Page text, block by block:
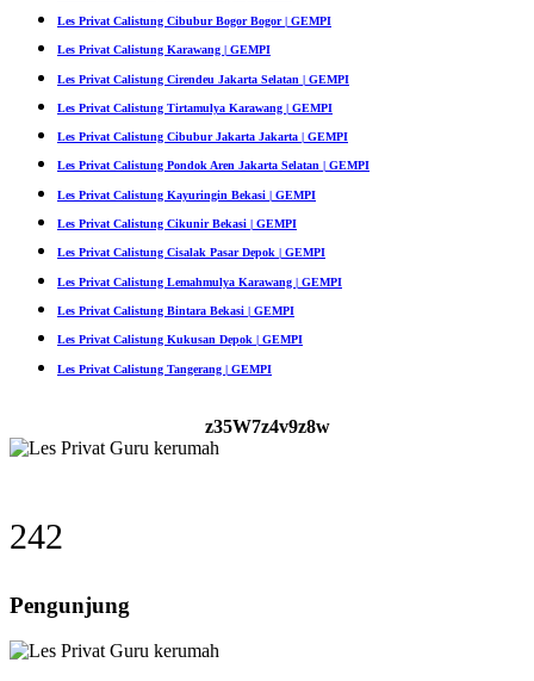
Les Privat Calistung Cibubur Bogor Bogor | GEMPI
Les Privat Calistung Karawang | GEMPI
Les Privat Calistung Cirendeu Jakarta Selatan | GEMPI
Les Privat Calistung Tirtamulya Karawang | GEMPI
Les Privat Calistung Cibubur Jakarta Jakarta | GEMPI
Les Privat Calistung Pondok Aren Jakarta Selatan | GEMPI
Les Privat Calistung Kayuringin Bekasi | GEMPI
Les Privat Calistung Cikunir Bekasi | GEMPI
Les Privat Calistung Cisalak Pasar Depok | GEMPI
Les Privat Calistung Lemahmulya Karawang | GEMPI
Les Privat Calistung Bintara Bekasi | GEMPI
Les Privat Calistung Kukusan Depok | GEMPI
Les Privat Calistung Tangerang | GEMPI
z35W7z4v9z8w
242
Pengunjung